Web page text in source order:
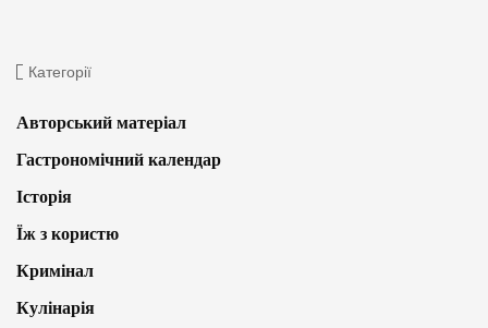
Категорії
Авторський матеріал
Гастрономічний календар
Історія
Їж з користю
Кримінал
Кулінарія